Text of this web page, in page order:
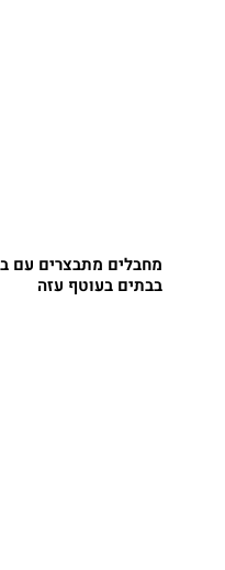
מחבלים מתבצרים עם
בבתים בעוטף עזה